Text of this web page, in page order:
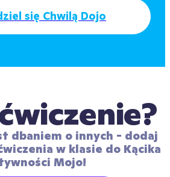
się Chwilą Dojo
dbaniem o innych - dodaj
w klasie do Kącika
Mojo!